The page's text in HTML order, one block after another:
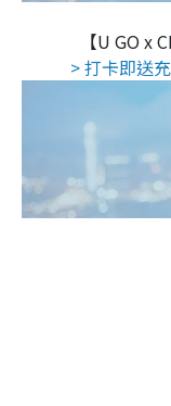
【U GO x
> 打卡即送